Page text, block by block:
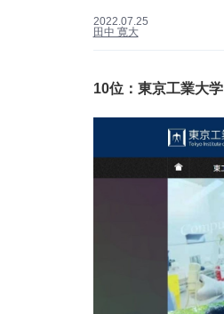
2022.07.25
田中 寛大
10位：東京工業大学